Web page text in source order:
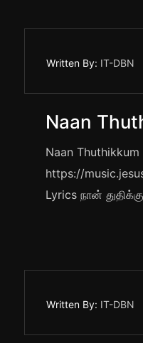
Written By: IT-DBN
Naan
Naan
https://
Lyrics நான்
Written By: IT-DBN